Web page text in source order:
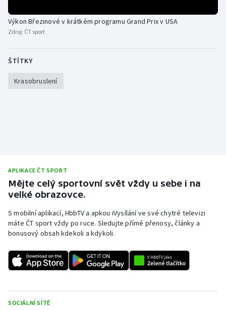
Judo
Lezení
Parasport
Plavání
Plážový volejbal
Ragby
Výkon Březinové v krátkém programu Grand Prix v USA
Zdroj: ČT sport
ŠTÍTKY
Krasobruslení
APLIKACE ČT SPORT
Mějte celý sportovní svět vždy u sebe i na
velké obrazovce.
S mobilní aplikací, HbbTV a apkou iVysílání ve své chytré televizi
máte ČT sport vždy po ruce. Sledujte přímé přenosy, články a
bonusový obsah kdekoli a kdykoli.
SOCIÁLNÍ SÍTĚ